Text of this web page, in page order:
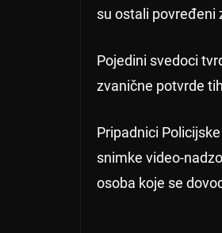
su ostali povređeni
Pojedini svedoci
zvanične potvrde
Pripadnici
snimke video-
osoba koje se